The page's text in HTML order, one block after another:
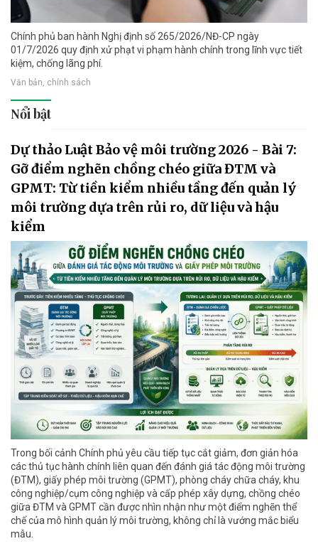
Chính phủ ban hành Nghị định số 265/2026/NĐ-CP ngày
01/7/2026 quy định xử phạt vi phạm hành chính trong lĩnh vực tiết
kiệm, chống lãng phí.
Văn bản, chính sách
Nổi bật
Dự thảo Luật Bảo vệ môi trường 2026 - Bài 7:
Gỡ điểm nghẽn chồng chéo giữa ĐTM và
GPMT: Từ tiền kiểm nhiều tầng đến quản lý
môi trường dựa trên rủi ro, dữ liệu và hậu
kiểm
Trong bối cảnh Chính phủ yêu cầu tiếp tục cắt giảm, đơn giản hóa
các thủ tục hành chính liên quan đến đánh giá tác động môi trường
(ĐTM), giấy phép môi trường (GPMT), phòng cháy chữa cháy, khu
công nghiệp/cụm công nghiệp và cấp phép xây dựng, chồng chéo
giữa ĐTM và GPMT cần được nhìn nhận như một điểm nghẽn thể
chế của mô hình quản lý môi trường, không chỉ là vướng mắc biểu
mẫu.